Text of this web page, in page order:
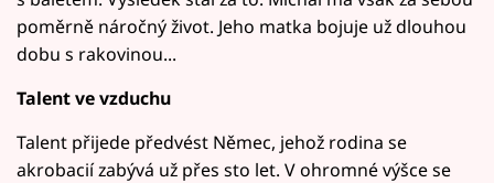
poměrně náročný život. Jeho matka bojuje už dlouhou
dobu s rakovinou...
Talent ve vzduchu
Talent přijede předvést Němec, jehož rodina se
akrobacií zabývá už přes sto let. V ohromné výšce se